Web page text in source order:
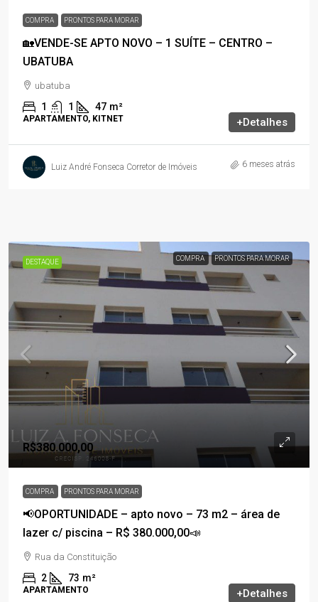
COMPRA PRONTOS PARA MORAR
🏡VENDE-SE APTO NOVO – 1 SUÍTE – CENTRO –
UBATUBA
ubatuba
1 1 47 m²
APARTAMENTO, KITNET +Detalhes
Luiz André Fonseca Corretor de Imóveis 6 meses atrás
DESTAQUE COMPRA PRONTOS PARA MORAR
R$380.000,00
COMPRA PRONTOS PARA MORAR
📢OPORTUNIDADE – apto novo – 73 m2 – área de
lazer c/ piscina – R$ 380.000,00📣
Rua da Constituição
2 73 m²
APARTAMENTO +Detalhes